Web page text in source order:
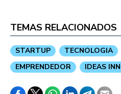
TEMAS RELACIONADOS
STARTUP TECNOLOGIA
EMPRENDEDOR
IDEAS